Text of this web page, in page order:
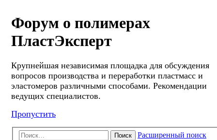
Форум о полимерах
ПластЭксперт
Крупнейшая независимая площадка для обсуждения
вопросов производства и переработки пластмасс и
эластомеров различными способами. Рекомендации
ведущих специалистов.
Пропустить
Поиск Расширенный поиск